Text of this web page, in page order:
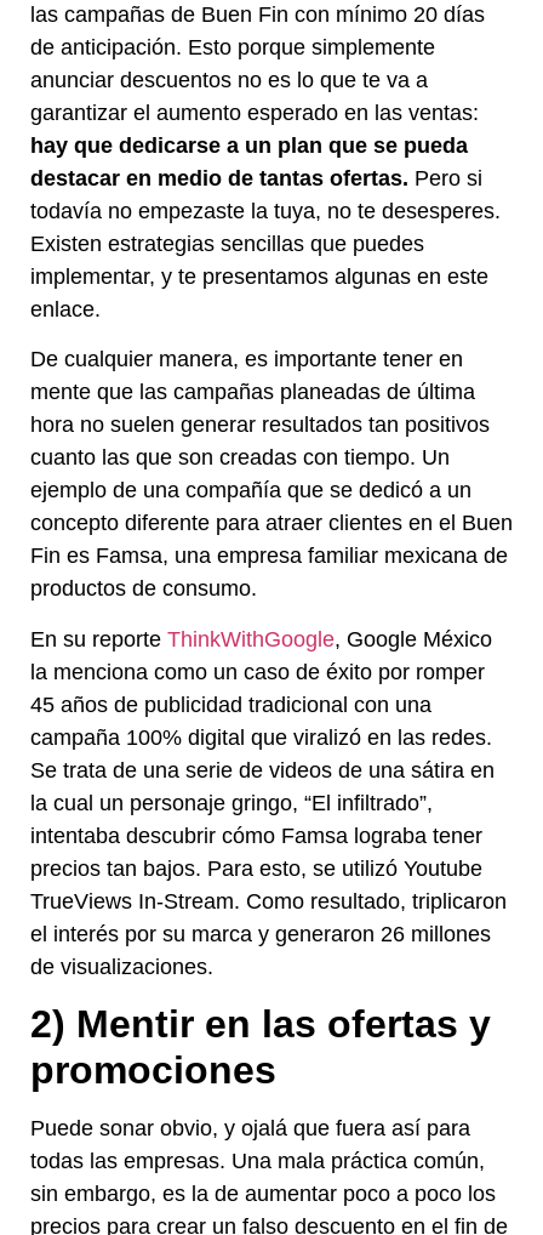
las campañas de Buen Fin con mínimo 20 días
de anticipación. Esto porque simplemente
anunciar descuentos no es lo que te va a
garantizar el aumento esperado en las ventas:
hay que dedicarse a un plan que se pueda
destacar en medio de tantas ofertas. Pero si
todavía no empezaste la tuya, no te desesperes.
Existen estrategias sencillas que puedes
implementar, y te presentamos algunas en este
enlace.
De cualquier manera, es importante tener en
mente que las campañas planeadas de última
hora no suelen generar resultados tan positivos
cuanto las que son creadas con tiempo. Un
ejemplo de una compañía que se dedicó a un
concepto diferente para atraer clientes en el Buen
Fin es Famsa, una empresa familiar mexicana de
productos de consumo.
En su reporte ThinkWithGoogle, Google México
la menciona como un caso de éxito por romper
45 años de publicidad tradicional con una
campaña 100% digital que viralizó en las redes.
Se trata de una serie de videos de una sátira en
la cual un personaje gringo, “El infiltrado”,
intentaba descubrir cómo Famsa lograba tener
precios tan bajos. Para esto, se utilizó Youtube
TrueViews In-Stream. Como resultado, triplicaron
el interés por su marca y generaron 26 millones
de visualizaciones.
2) Mentir en las ofertas y
promociones
Puede sonar obvio, y ojalá que fuera así para
todas las empresas. Una mala práctica común,
sin embargo, es la de aumentar poco a poco los
precios para crear un falso descuento en el fin de